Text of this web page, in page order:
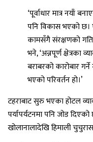
‘पूर्वाधार मात्र नयाँ
पनि विकास भएको छ।
कामसँगै संरक्षणको
भने, ‘अन्नपूर्ण क्षेत्रका
बराबरको कारोबार
भएको परिवर्तन हो।’
टहराबाट सुरु भएका होटल
पर्यापर्यटनमा पनि जोड
खोलानालादेखि हिमाली